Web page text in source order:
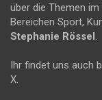
über die Themen
Bereichen Sport,
Stephanie Rössel.
Ihr findet uns auch
X.